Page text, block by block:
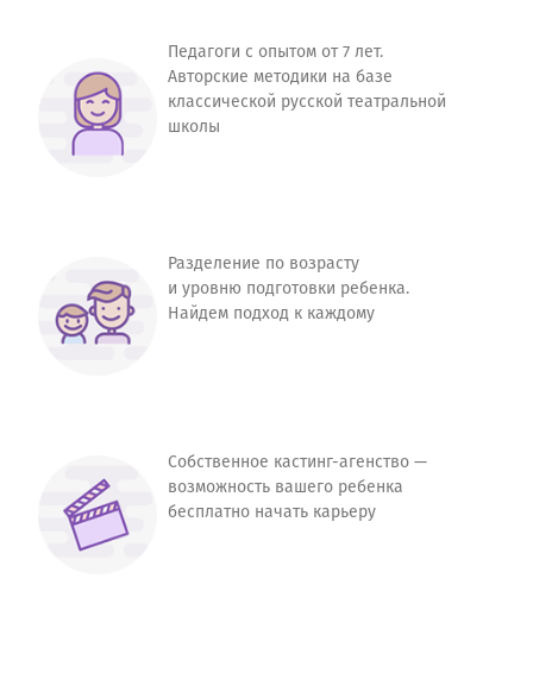
Педагоги с опытом от 7 лет.
Авторские методики на базе
классической русской театральной
школы
Разделение по возрасту
и уровню подготовки ребенка.
Найдем подход к каждому
Собственное кастинг-агенство —
возможность вашего ребенка
бесплатно начать карьеру